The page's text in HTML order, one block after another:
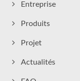
Entreprise
Produits
Projet
Actualités